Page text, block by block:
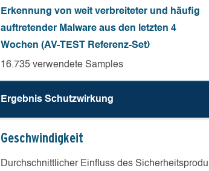
Erkennung von weit verbreiteter und häufig
auftretender Malware aus den letzten 4
Wochen (AV-TEST Referenz-Set)
16.735 verwendete Samples
Ergebnis Schutz­wirkung
Geschw­indigkeit
Durchschnittlicher Einfluss des